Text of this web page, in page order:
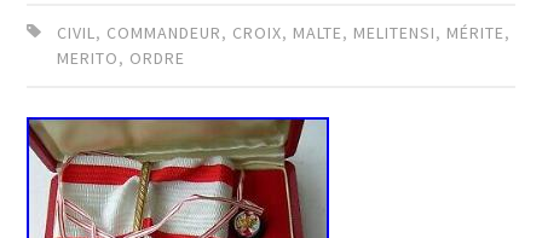
CIVIL, COMMANDEUR, CROIX, MALTE, MELITENSI, MÉRITE,
MERITO, ORDRE